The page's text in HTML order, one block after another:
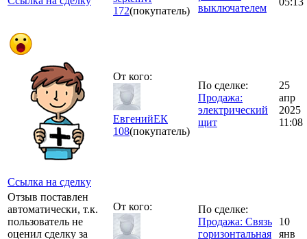
172(покупатель)
выключателем
Ссылка на сделку
От кого:
ЕвгенийЕК
108(покупатель)
По сделке:
Продажа:
электрический
щит
25
апр
2025
11:08
Отзыв поставлен
автоматически, т.к.
пользователь не
оценил сделку за
От кого:
По сделке:
Продажа: Связь
горизонтальная
10
янв